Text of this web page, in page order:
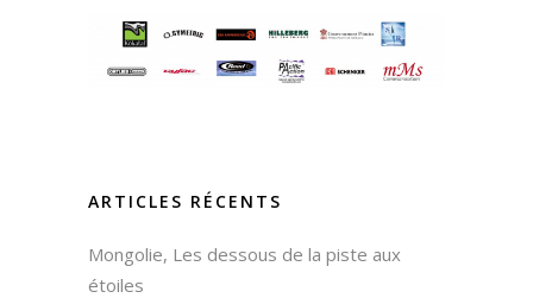
ARTICLES RÉCENTS
Mongolie, Les dessous de la piste aux
étoiles